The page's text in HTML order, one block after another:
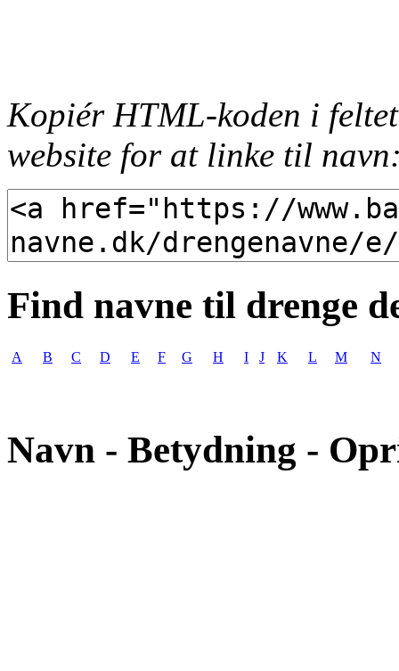
Kopiér HTML-koden i
website for at linke til
Find navne til drenge
A B C D E F G H I J K L M N
Navn - Betydning -